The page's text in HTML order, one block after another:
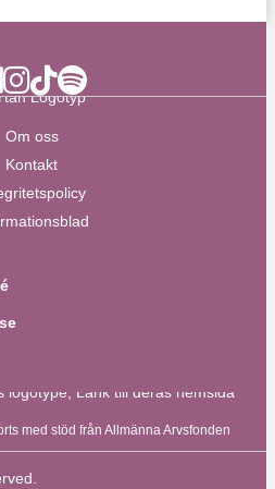
Facebook
Ytan Instagram
Ytan TikTok
Ytan Spotify
Om oss
Kontakt
med stöd från Allmänna Arvsfonden